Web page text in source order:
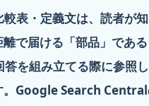
較表・定義文は、読者が
離で届ける「部品」であ
を組み立てる際に参照
。Google Search Central